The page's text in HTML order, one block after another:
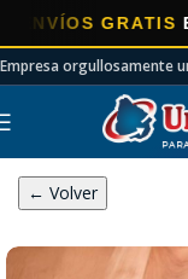
GRATISEN
Empresa orgullosamente
← Volver